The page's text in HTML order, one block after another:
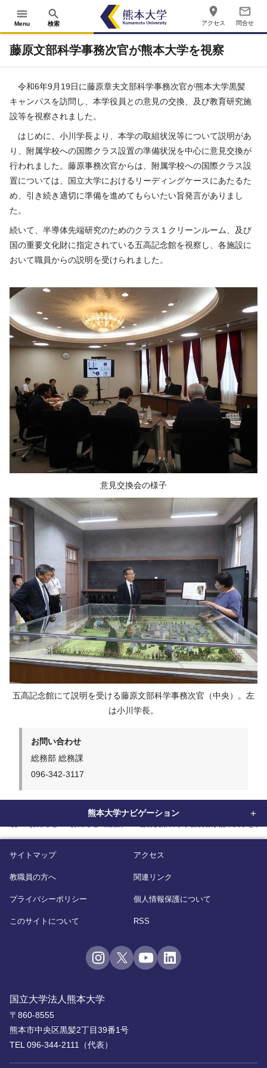
menu
Menu
search
検索
place
アクセス
mail_outline
問合せ
home
藤原文部科学事務次官が熊本大学を視察
令和6年9月 19日に藤原章夫文部科学事務次官が熊本大学黒髪
キャンパスを訪問し、本学役員との意見の交換、及び教育研究施
設等を視察されました。
はじめに、小川学長より、本学の取組状況等について説明があ
り、附属学校への国際クラス設置の準備状況を中心に意見交換が
行われました。藤原事務次官からは、附属学校への国際クラス設
置については、国立大学におけるリーディングケースにあたるた
め、引き続き適切に準備を進めてもらいたい旨発言がありまし
た。
続いて、半導体先端研究のためのクラス１クリーンルーム、及び
国の重要文化財に指定されている五高記念館を視察し、各施設に
おいて職員からの説明を受けられました。
意見交換会の様子
五高記念館にて説明を受ける藤原文部科学事務次官（中央）。左
は小川学長。
お問い合わせ
総務部 総務課
096-342-3117
熊本大学ナビゲーション
国立大学法人熊本大学
〒860-8555
熊本市中央区黒髪2丁目39番1号
TEL 096-344-2111（代表）
サイトマップ アクセス
教職員の方へ 関連リンク
プライバシーポリシー 個人情報保護について
このサイトについて RSS